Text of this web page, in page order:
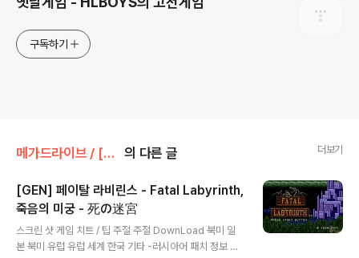
구독하기
메가드라이브 / [GEN] [MD]/RPG 의 다른 글 더보기
[GEN] 페이탈 라비린스 - Fatal Labyrinth,
죽음의 미궁 - 死の迷宮
스크린 샷 게임 치트 / 팁 주절 주절 DownLoad 북미 일
본 북미 유럽 유럽 세계 한국 기타 -러시아어 패치 정보 더